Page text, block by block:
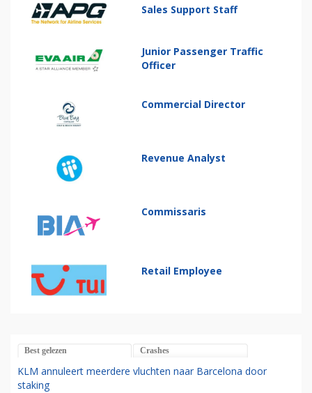
Sales Support Staff
Junior Passenger Traffic
Officer
Commercial Director
Revenue Analyst
Commissaris
Retail Employee
Best gelezen Crashes
KLM annuleert meerdere vluchten naar Barcelona door
staking